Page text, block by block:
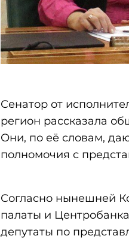
Сенатор от
регион рассказала
Они, по её словам,
полномочия с
Согласно нынешней
палаты и
депутаты по